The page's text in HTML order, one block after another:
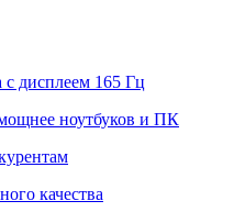
дисплеем 165 Гц
ноутбуков и ПК
качества